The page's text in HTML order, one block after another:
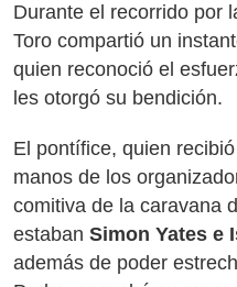
Durante el recorrido por
Toro compartió un
quien reconoció el
les otorgó su bendición.
El pontífice, quien
manos de los
comitiva de la caravana
estaban Simon Yates e
además de poder